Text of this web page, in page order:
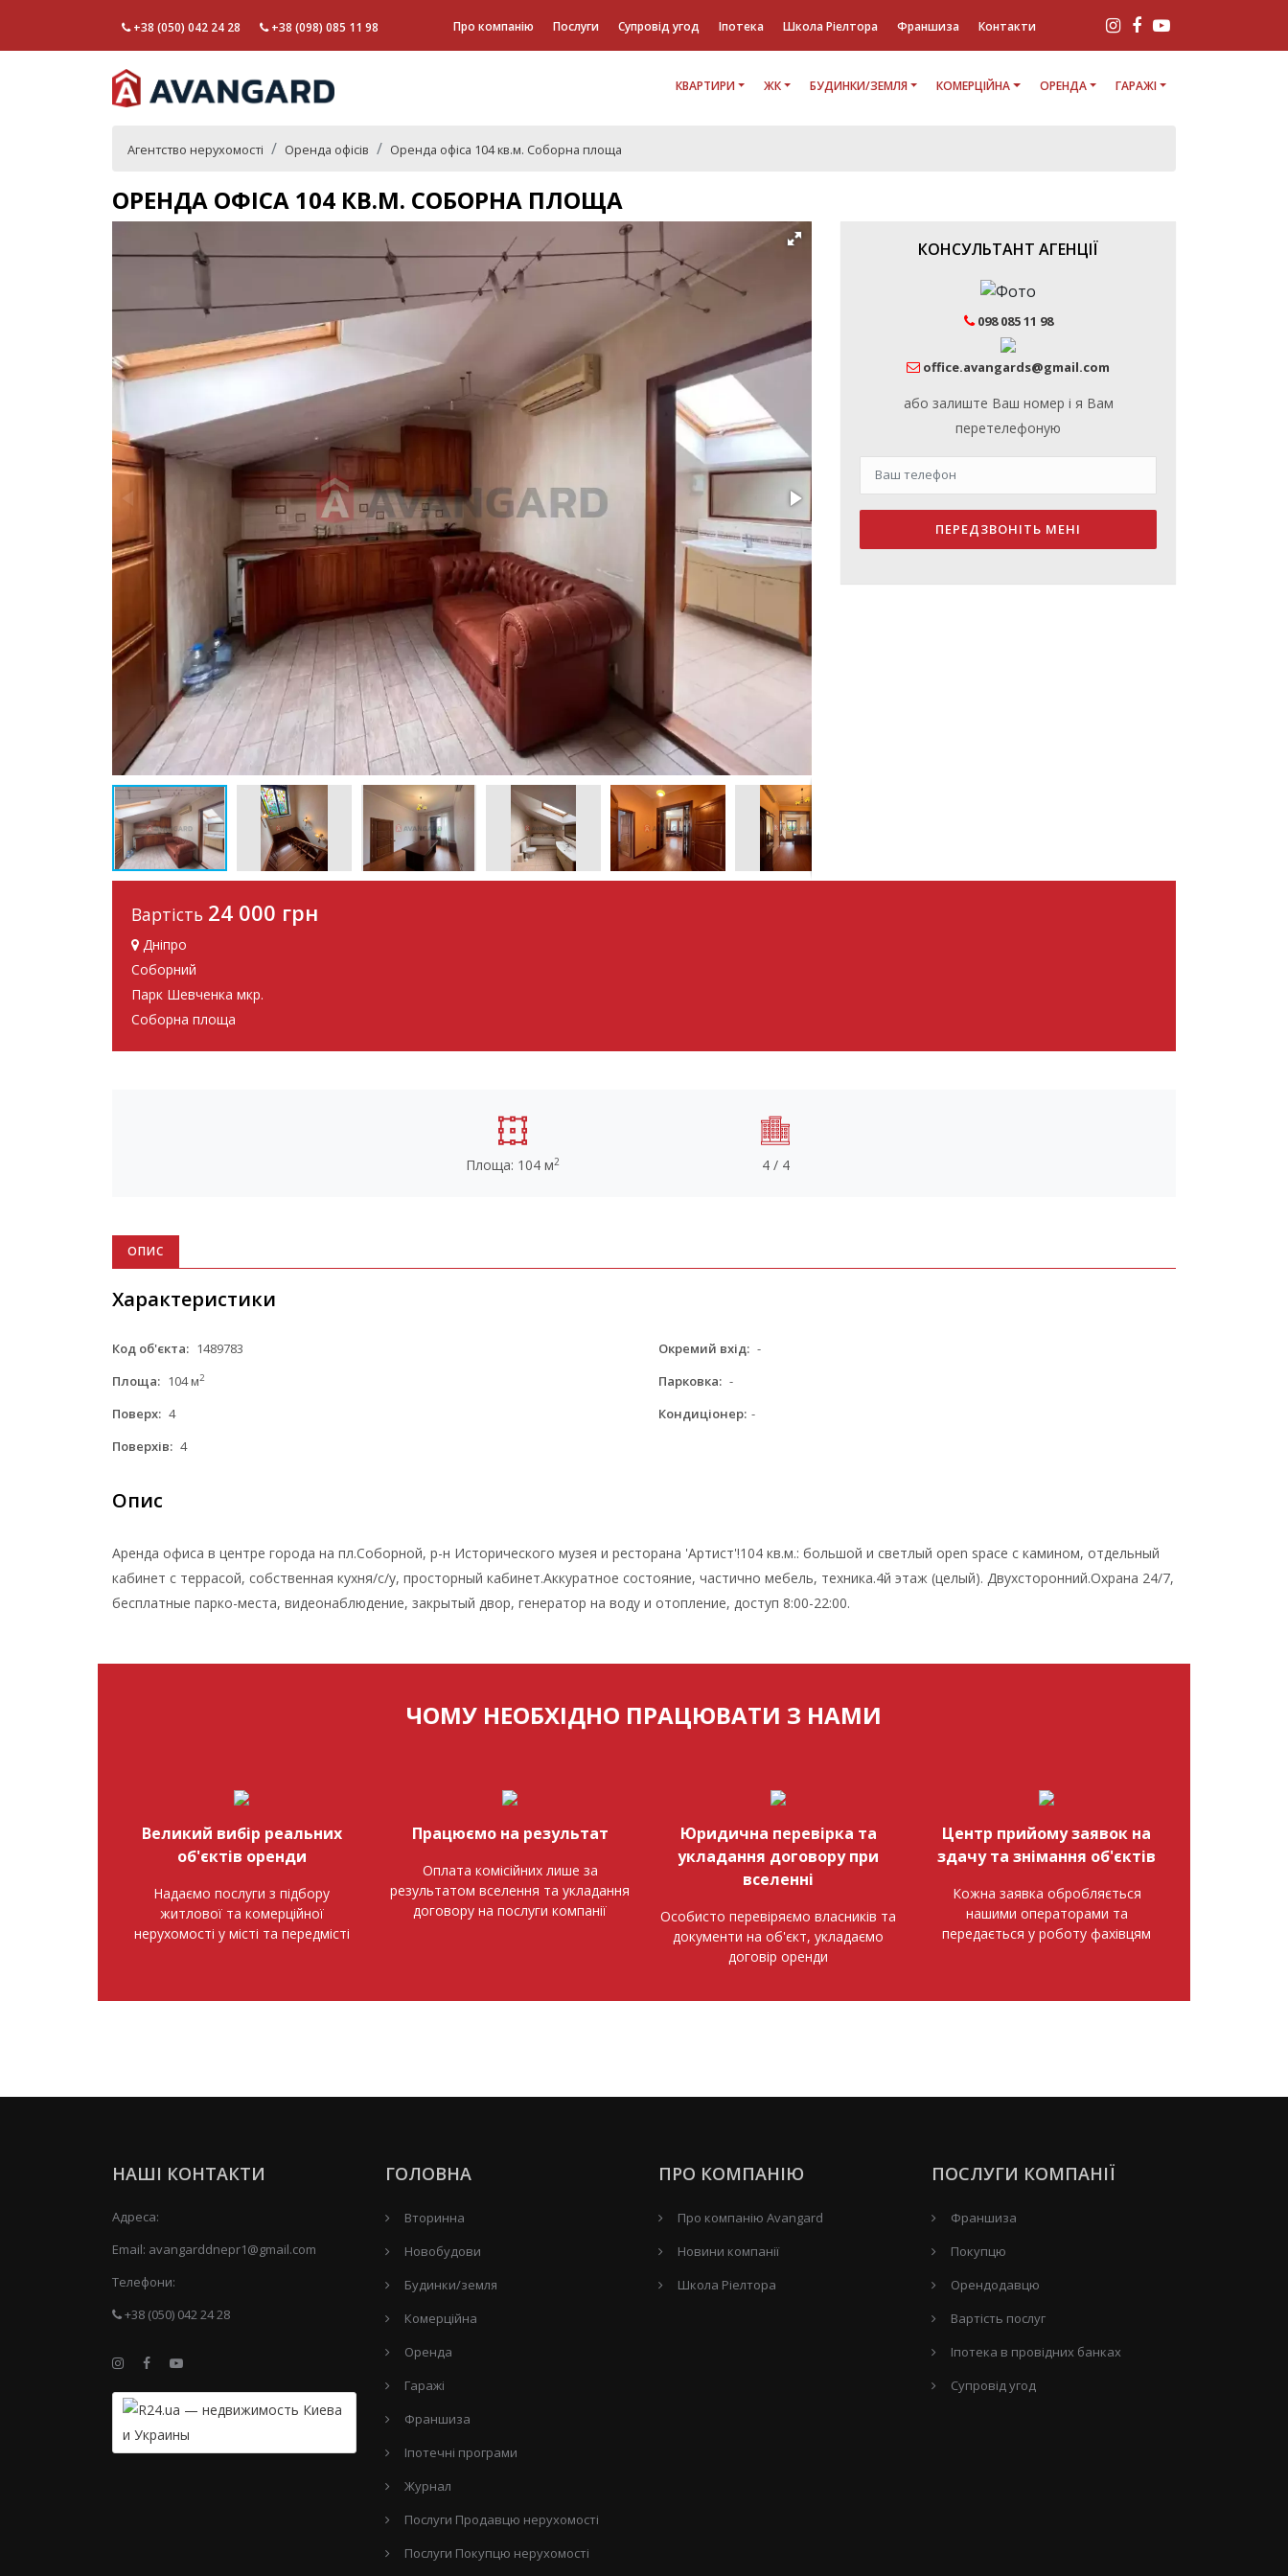
+38 (050) 042 24 28 +38 (098) 085 11 98 Про компанію Послуги Супровід угод Іпотека Школа Ріелтора Франшиза Контакти
КВАРТИРИ ЖК БУДИНКИ/ЗЕМЛЯ КОМЕРЦІЙНА ОРЕНДА ГАРАЖІ
Агентство нерухомості Оренда офісів Оренда офіса 104 кв.м. Соборна площа
ОРЕНДА ОФІСА 104 КВ.М. СОБОРНА ПЛОЩА
КОНСУЛЬТАНТ АГЕНЦІЇ
098 085 11 98
office.avangards@gmail.com
або залиште Ваш номер і я Вам
перетелефоную
ПЕРЕДЗВОНІТЬ МЕНІ
Вартість 24 000 грн
Дніпро
Соборний
Парк Шевченка мкр.
Соборна площа
Площа: 104 м2 4 / 4
ОПИС
Характеристики
Код об'єкта: 1489783
Площа: 104 м2
Поверх: 4
Поверхів: 4
Окремий вхід: -
Парковка: -
Кондиціонер: -
Опис
Аренда офиса в центре города на пл.Соборной, р-н Исторического музея и ресторана 'Артист'!104 кв.м.: большой и светлый open space с камином, отдельный
кабинет с террасой, собственная кухня/с/у, просторный кабинет.Аккуратное состояние, частично мебель, техника.4й этаж (целый). Двухсторонний.Охрана 24/7,
бесплатные парко-места, видеонаблюдение, закрытый двор, генератор на воду и отопление, доступ 8:00-22:00.
ЧОМУ НЕОБХІДНО ПРАЦЮВАТИ З НАМИ
Великий вибір реальних
об'єктів оренди
Надаємо послуги з підбору
житлової та комерційної
нерухомості у місті та передмісті
Працюємо на результат
Оплата комісійних лише за
результатом вселення та укладання
договору на послуги компанії
Юридична перевірка та
укладання договору при
вселенні
Особисто перевіряємо власників та
документи на об'єкт, укладаємо
договір оренди
Центр прийому заявок на
здачу та знімання об'єктів
Кожна заявка обробляється
нашими операторами та
передається у роботу фахівцям
НАШІ КОНТАКТИ
Адреса:
Email: avangarddnepr1@gmail.com
Телефони:
+38 (050) 042 24 28
ГОЛОВНА
Вторинна
Новобудови
Будинки/земля
Комерційна
Оренда
Гаражі
Франшиза
Іпотечні програми
Журнал
Послуги Продавцю нерухомості
Послуги Покупцю нерухомості
ПРО КОМПАНІЮ
Про компанію Avangard
Новини компанії
Школа Ріелтора
ПОСЛУГИ КОМПАНІЇ
Франшиза
Покупцю
Орендодавцю
Вартість послуг
Іпотека в провідних банках
Супровід угод